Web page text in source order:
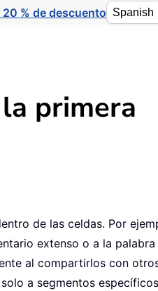
% de descuento
primera
de las celdas. Por
extenso o a la
al compartirlos con
a segmentos